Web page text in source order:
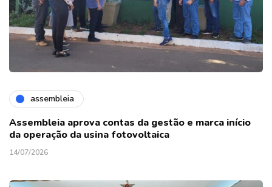
assembleia
Assembleia aprova contas da gestão e marca início
da operação da usina fotovoltaica
14/07/2026